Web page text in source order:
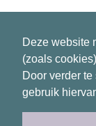
Deze website
(zoals
Door verder
gebruik